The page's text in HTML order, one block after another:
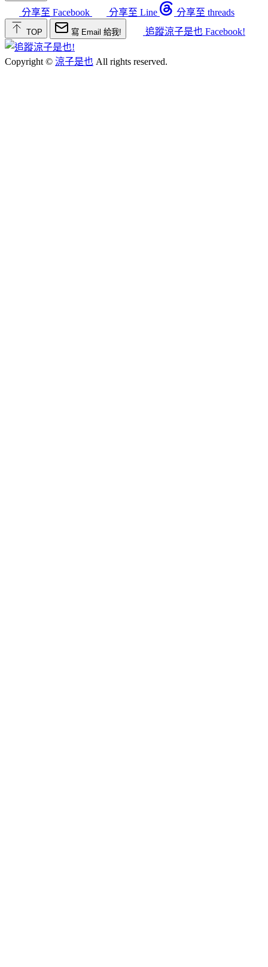
分享至 Facebook 分享至 Line 分享至 threads
TOP 寫 Email 給我! 追蹤涼子是也 Facebook!
Copyright © 涼子是也 All rights reserved.